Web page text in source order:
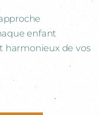
enfant
harmonieux de vos